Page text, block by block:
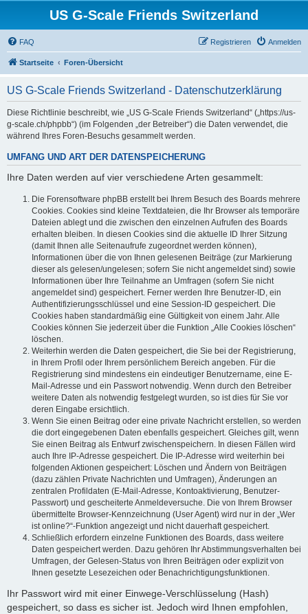
US G-Scale Friends Switzerland
FAQ Anmelden
Registrieren
Startseite Foren-Übersicht
US G-Scale Friends Switzerland - Datenschutzerklärung
Diese Richtlinie beschreibt, wie „US G-Scale Friends Switzerland“ („https://us-
g-scale.ch/phpbb“) (im Folgenden „der Betreiber“) die Daten verwendet, die
während Ihres Foren-Besuchs gesammelt werden.
UMFANG UND ART DER DATENSPEICHERUNG
Ihre Daten werden auf vier verschiedene Arten gesammelt:
Die Forensoftware phpBB erstellt bei Ihrem Besuch des Boards mehrere
Cookies. Cookies sind kleine Textdateien, die Ihr Browser als temporäre
Dateien ablegt und die zwischen den einzelnen Aufrufen des Boards
erhalten bleiben. In diesen Cookies sind die aktuelle ID Ihrer Sitzung
(damit Ihnen alle Seitenaufrufe zugeordnet werden können),
Informationen über die von Ihnen gelesenen Beiträge (zur Markierung
dieser als gelesen/ungelesen; sofern Sie nicht angemeldet sind) sowie
Informationen über Ihre Teilnahme an Umfragen (sofern Sie nicht
angemeldet sind) gespeichert. Ferner werden Ihre Benutzer-ID, ein
Authentifizierungsschlüssel und eine Session-ID gespeichert. Die
Cookies haben standardmäßig eine Gültigkeit von einem Jahr. Alle
Cookies können Sie jederzeit über die Funktion „Alle Cookies löschen“
löschen.
Weiterhin werden die Daten gespeichert, die Sie bei der Registrierung,
in Ihrem Profil oder Ihrem persönlichem Bereich angeben. Für die
Registrierung sind mindestens ein eindeutiger Benutzername, eine E-
Mail-Adresse und ein Passwort notwendig. Wenn durch den Betreiber
weitere Daten als notwendig festgelegt wurden, so ist dies für Sie vor
deren Eingabe ersichtlich.
Wenn Sie einen Beitrag oder eine private Nachricht erstellen, so werden
die dort eingegebenen Daten ebenfalls gespeichert. Gleiches gilt, wenn
Sie einen Beitrag als Entwurf zwischenspeichern. In diesen Fällen wird
auch Ihre IP-Adresse gespeichert. Die IP-Adresse wird weiterhin bei
folgenden Aktionen gespeichert: Löschen und Ändern von Beiträgen
(dazu zählen Private Nachrichten und Umfragen), Änderungen an
zentralen Profildaten (E-Mail-Adresse, Kontoaktivierung, Benutzer-
Passwort) und gescheiterte Anmeldeversuche. Die von Ihrem Browser
übermittelte Browser-Kennzeichnung (User Agent) wird nur in der „Wer
ist online?“-Funktion angezeigt und nicht dauerhaft gespeichert.
Schließlich erfordern einzelne Funktionen des Boards, dass weitere
Daten gespeichert werden. Dazu gehören Ihr Abstimmungsverhalten bei
Umfragen, der Gelesen-Status von Ihren Beiträgen oder explizit von
Ihnen gesetzte Lesezeichen oder Benachrichtigungsfunktionen.
Ihr Passwort wird mit einer Einwege-Verschlüsselung (Hash)
gespeichert, so dass es sicher ist. Jedoch wird Ihnen empfohlen,